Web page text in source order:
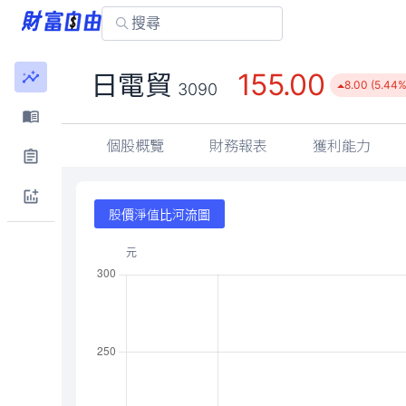
日電貿 3090 155.00 8.00
個股概覽 財務報表 獲利能力
股價淨值比河流圖